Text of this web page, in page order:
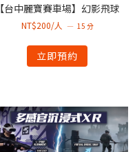
【台中麗寶賽車場】幻影飛球
NT$200/人 15 分
立即預約